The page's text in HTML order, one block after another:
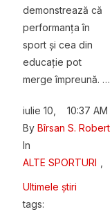
demonstrează că
performanța în
sport și cea din
educație pot
merge împreună. …
iulie 10
10:37 AM
By Bîrsan S. Robert
In
ALTE SPORTURI
Ultimele știri
tags: